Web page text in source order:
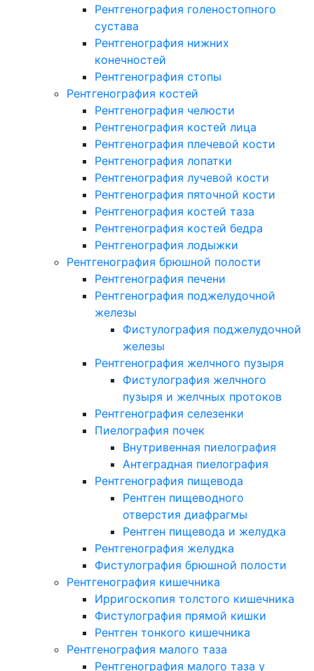
Рентгенография голеностопного
сустава
Рентгенография нижних
конечностей
Рентгенография стопы
Рентгенография костей
Рентгенография челюсти
Рентгенография костей лица
Рентгенография плечевой кости
Рентгенография лопатки
Рентгенография лучевой кости
Рентгенография пяточной кости
Рентгенография костей таза
Рентгенография костей бедра
Рентгенография лодыжки
Рентгенография брюшной полости
Рентгенография печени
Рентгенография поджелудочной
железы
Фистулография поджелудочной
железы
Рентгенография желчного пузыря
Фистулография желчного
пузыря и желчных протоков
Рентгенография селезенки
Пиелография почек
Внутривенная пиелография
Антеградная пиелография
Рентгенография пищевода
Рентген пищеводного
отверстия диафрагмы
Рентген пищевода и желудка
Рентгенография желудка
Фистулография брюшной полости
Рентгенография кишечника
Ирригоскопия толстого кишечника
Фистулография прямой кишки
Рентген тонкого кишечника
Рентгенография малого таза
Рентгенография малого таза у